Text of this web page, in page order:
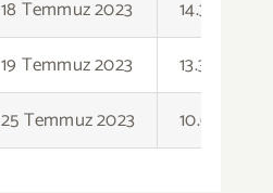
18 Temmuz 2023
14.30 –
19 Temmuz 2023
13.30 – 15.30
25 Temmuz 2023 10.00 –